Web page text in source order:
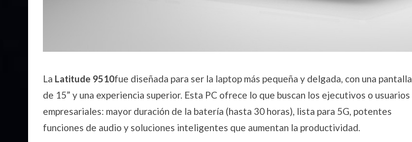
La Latitude 9510fue diseñada para ser la laptop más pequeña y delgada, con una pantalla
de 15” y una experiencia superior. Esta PC ofrece lo que buscan los ejecutivos o usuarios
empresariales: mayor duración de la batería (hasta 30 horas), lista para 5G, potentes
funciones de audio y soluciones inteligentes que aumentan la productividad.